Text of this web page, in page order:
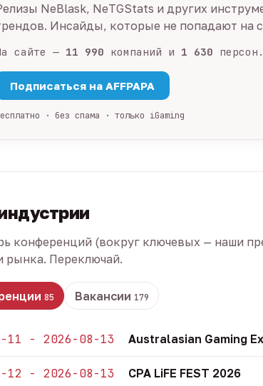
NeBlask, NeTGStats и других
Инсайды, которые не попадают на
сайте — 11 990 компаний и 1 630
Подписаться на AFFPAPA
· без спама · только iGaming
конференций (вокруг ключевых — наши
рынка. Переключай.
85 Вакансии 179
11 - 2026-08-13 Australasian Gaming
12 - 2026-08-13 CPA LiFE FEST 2026